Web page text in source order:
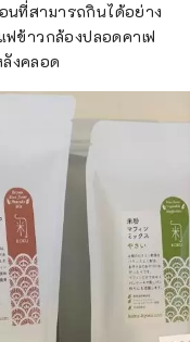
นที่สามารถกินได้อย่าง
ฟข้าวกล้องปลอดคาเฟ
งคลอด